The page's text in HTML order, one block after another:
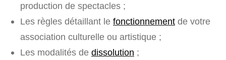
production de spectacles ;
Les règles détaillant le fonctionnement de votre
association culturelle ou artistique ;
Les modalités de dissolution ;